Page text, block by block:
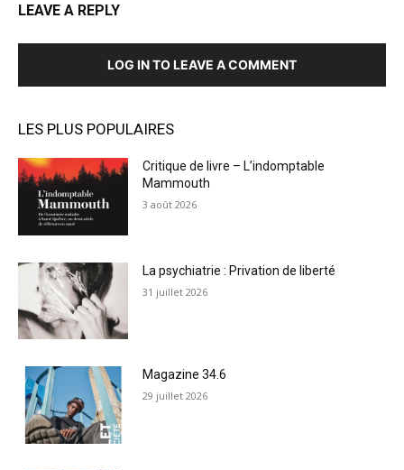
LEAVE A REPLY
LOG IN TO LEAVE A COMMENT
LES PLUS POPULAIRES
Critique de livre – L’indomptable
Mammouth
3 août 2026
La psychiatrie : Privation de liberté
31 juillet 2026
Magazine 34.6
29 juillet 2026